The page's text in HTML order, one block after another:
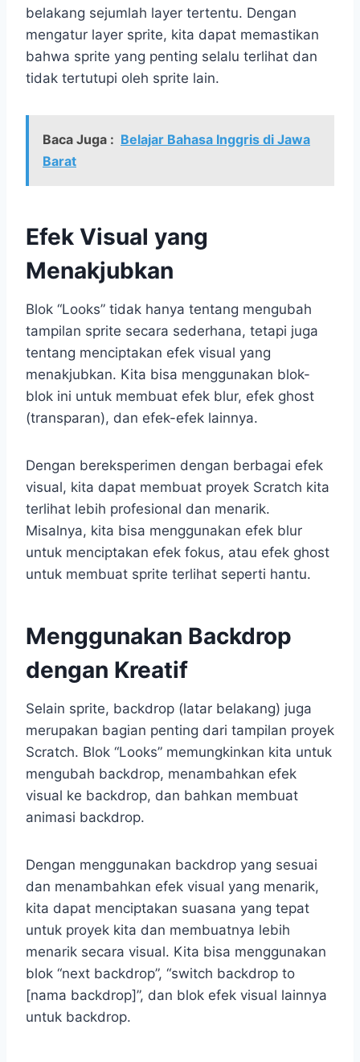
belakang sejumlah layer tertentu. Dengan
mengatur layer sprite, kita dapat memastikan
bahwa sprite yang penting selalu terlihat dan
tidak tertutupi oleh sprite lain.
Baca Juga : Belajar Bahasa Inggris di Jawa
Barat
Efek Visual yang
Menakjubkan
Blok “Looks” tidak hanya tentang mengubah
tampilan sprite secara sederhana, tetapi juga
tentang menciptakan efek visual yang
menakjubkan. Kita bisa menggunakan blok-
blok ini untuk membuat efek blur, efek ghost
(transparan), dan efek-efek lainnya.
Dengan bereksperimen dengan berbagai efek
visual, kita dapat membuat proyek Scratch kita
terlihat lebih profesional dan menarik.
Misalnya, kita bisa menggunakan efek blur
untuk menciptakan efek fokus, atau efek ghost
untuk membuat sprite terlihat seperti hantu.
Menggunakan Backdrop
dengan Kreatif
Selain sprite, backdrop (latar belakang) juga
merupakan bagian penting dari tampilan proyek
Scratch. Blok “Looks” memungkinkan kita untuk
mengubah backdrop, menambahkan efek
visual ke backdrop, dan bahkan membuat
animasi backdrop.
Dengan menggunakan backdrop yang sesuai
dan menambahkan efek visual yang menarik,
kita dapat menciptakan suasana yang tepat
untuk proyek kita dan membuatnya lebih
menarik secara visual. Kita bisa menggunakan
blok “next backdrop”, “switch backdrop to
[nama backdrop]”, dan blok efek visual lainnya
untuk backdrop.